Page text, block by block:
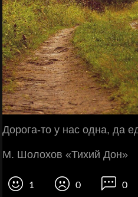
Дорога-то у нас одна, да
М. Шолохов «Тихий Дон»
1 0 0